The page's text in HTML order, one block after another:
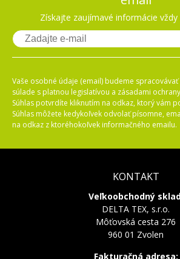
Získajte zaujímavé informácie
Vaše osobné údaje (email) budeme
súlade s platnou legislatívou a zásadami
Súhlas potvrdíte kliknutím na odkaz, ktorý vám
Súhlas môžete kedykoľvek odvolať písomne,
na odkaz z ktoréhokoľvek informačného emailu.
KONTAKT
Veľkoobchodný
DELTA TEX, s.r.o.
Môťovská cesta 276
960 01 Zvolen
Fakturačná adresa: